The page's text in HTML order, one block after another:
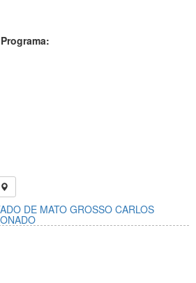
DE MATO GROSSO CARLOS